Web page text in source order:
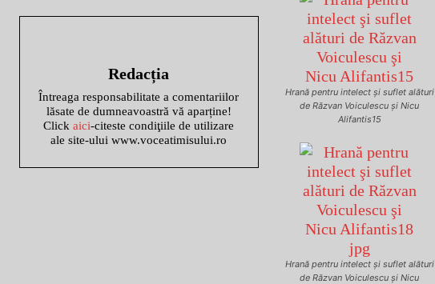
Redacția
Întreaga responsabilitate a comentariilor
lăsate de dumneavoastră vă aparține!
Clickaici-citeste condiţiile de utilizare
ale site-ului www.voceatimisului.ro
Hrană pentru intelect şi suflet alături
de Răzvan Voiculescu şi Nicu
Alifantis15
Hrană pentru intelect şi suflet alături
de Răzvan Voiculescu şi Nicu